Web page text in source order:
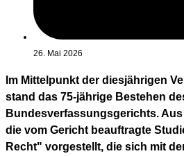
26. Mai 2026
Im Mittelpunkt der diesjährigen
stand das 75-jährige Bestehen
Bundesverfassungsgerichts.
die vom Gericht beauftragte
Recht" vorgestellt, die sich mit